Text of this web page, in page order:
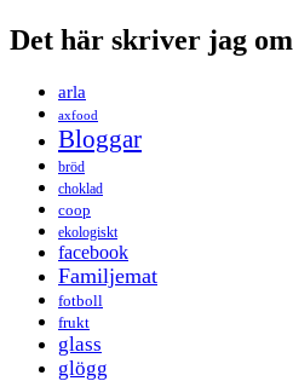
Det här skriver jag om
arla
axfood
Bloggar
bröd
choklad
coop
ekologiskt
facebook
Familjemat
fotboll
frukt
glass
glögg